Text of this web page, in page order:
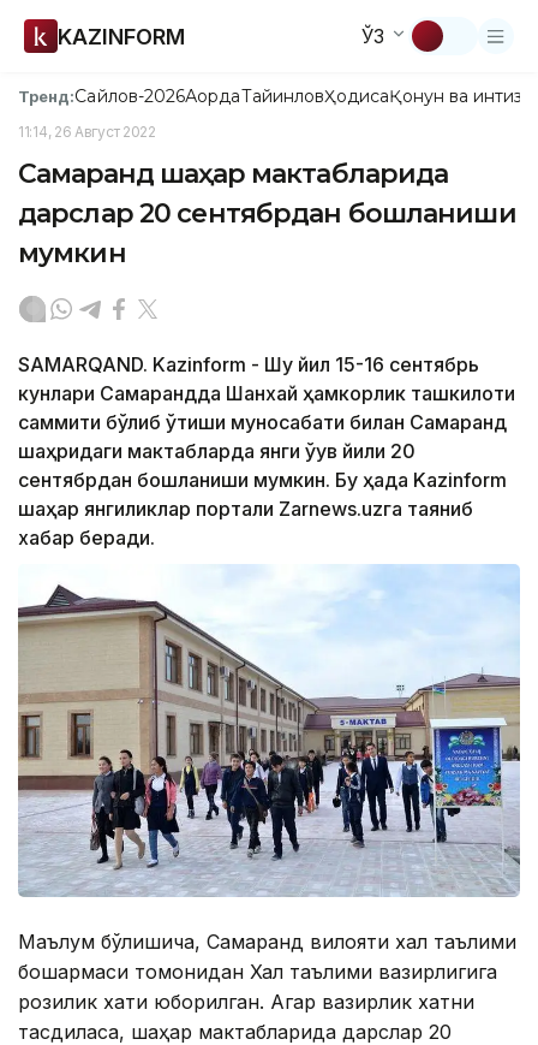
KAZINFORM ЎЗ
Тренд:Сайлов-2026АқордаТайинловҲодисаҚонун ва
11:14, 26 Август 2022
Самарқанд шаҳар мактабларида
дарслар 20 сентябрдан бошланиши
мумкин
SAMARQAND. Kazinform - Шу йил 15-16 сентябрь
кунлари Самарқандда Шанхай ҳамкорлик ташкилоти
саммити бўлиб ўтиши муносабати билан Самарқанд
шаҳридаги мактабларда янги ўқув йили 20
сентябрдан бошланиши мумкин. Бу ҳақда Kazinform
шаҳар янгиликлар портали Zarnews.uzга таяниб
хабар беради.
Маълум бўлишича, Самарқанд вилояти халқ таълими
бошқармаси томонидан Халқ таълими вазирлигига
розилик хати юборилган. Агар вазирлик хатни
тасдиқласа, шаҳар мактабларида дарслар 20